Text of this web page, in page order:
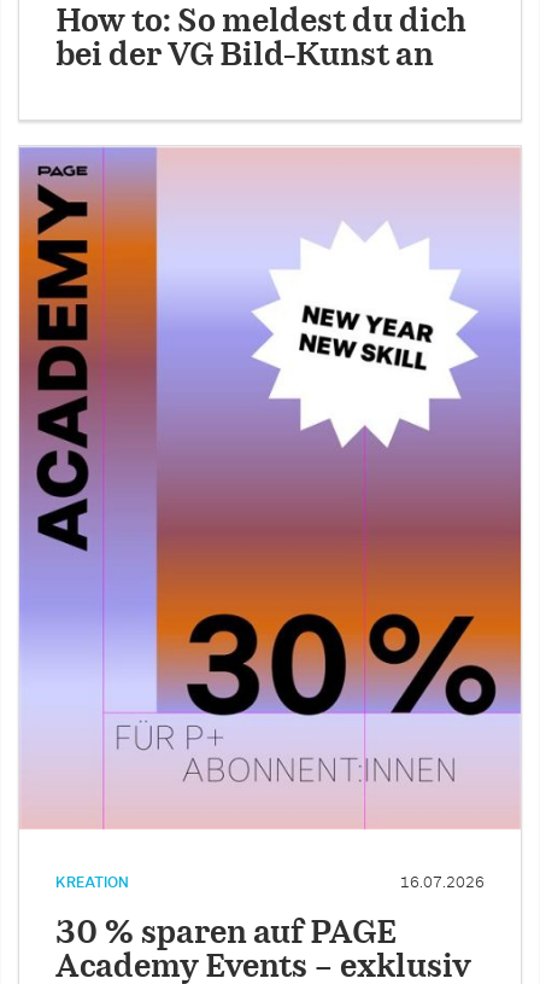
How to: So meldest du dich
bei der VG Bild-Kunst an
KREATION 16.07.2026
30 % sparen auf PAGE
Academy Events – exklusiv